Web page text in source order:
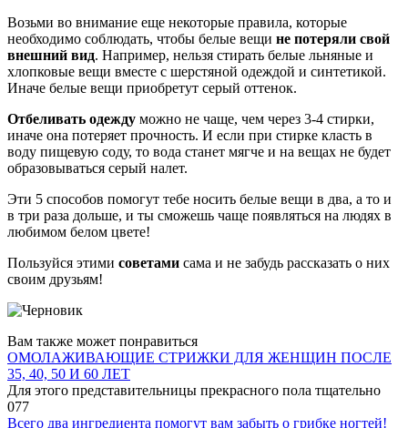
Возьми во внимание еще некоторые правила, которые
необходимо соблюдать, чтобы белые вещи не потеряли свой
внешний вид. Например, нельзя стирать белые льняные и
хлопковые вещи вместе с шерстяной одеждой и синтетикой.
Иначе белые вещи приобретут серый оттенок.
Отбеливать одежду можно не чаще, чем через 3-4 стирки,
иначе она потеряет прочность. И если при стирке класть в
воду пищевую соду, то вода станет мягче и на вещах не будет
образовываться серый налет.
Эти 5 способов помогут тебе носить белые вещи в два, а то и
в три раза дольше, и ты сможешь чаще появляться на людях в
любимом белом цвете!
Пользуйся этими советами сама и не забудь рассказать о них
своим друзьям!
Вам также может понравиться
ОМОЛАЖИВАЮЩИЕ СТРИЖКИ ДЛЯ ЖЕНЩИН ПОСЛЕ
35, 40, 50 И 60 ЛЕТ
Для этого представительницы прекрасного пола тщательно
077
Всего два ингредиента помогут вам забыть о грибке ногтей!